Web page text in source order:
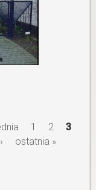
1 2
3
ostatnia »